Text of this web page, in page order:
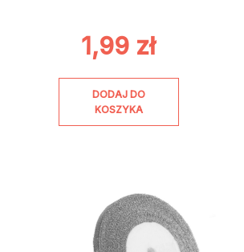
1,99 zł
DODAJ DO
KOSZYKA